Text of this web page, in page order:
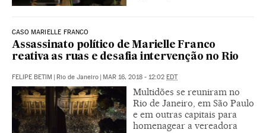
CASO MARIELLE FRANCO
Assassinato político de Marielle Franco
reativa as ruas e desafia intervenção no Rio
FELIPE BETIM Rio de Janeiro MAR 16, 2018 - 12:02 EDT
Multidões se reuniram no
Rio de Janeiro, em São Paulo
e em outras capitais para
homenagear a vereadora